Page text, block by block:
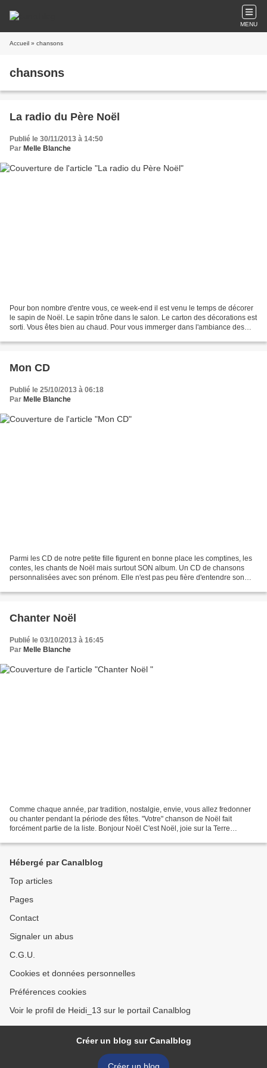
MENU
Accueil » chansons
chansons
La radio du Père Noël
Publié le 30/11/2013 à 14:50
Par Melle Blanche
Pour bon nombre d'entre vous, ce week-end il est venu le temps de décorer
le sapin de Noël. Le sapin trône dans le salon. Le carton des décorations est
sorti. Vous êtes bien au chaud. Pour vous immerger dans l'ambiance des
Mon CD
Publié le 25/10/2013 à 06:18
Par Melle Blanche
Parmi les CD de notre petite fille figurent en bonne place les comptines, les
contes, les chants de Noël mais surtout SON album. Un CD de chansons
personnalisées avec son prénom. Elle n'est pas peu fière d'entendre son
Chanter Noël
Publié le 03/10/2013 à 16:45
Par Melle Blanche
Comme chaque année, par tradition, nostalgie, envie, vous allez fredonner
ou chanter pendant la période des fêtes. "Votre" chanson de Noël fait
forcément partie de la liste. Bonjour Noël C'est Noël, joie sur la Terre
Hébergé par Canalblog
Top articles
Pages
Contact
Signaler un abus
C.G.U.
Cookies et données personnelles
Préférences cookies
Voir le profil de Heidi_13 sur le portail Canalblog
Créer un blog sur Canalblog